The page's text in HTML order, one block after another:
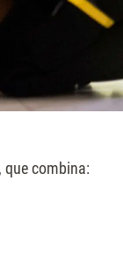
combina: